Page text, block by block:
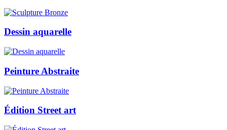
Dessin aquarelle
Peinture Abstraite
Édition Street art